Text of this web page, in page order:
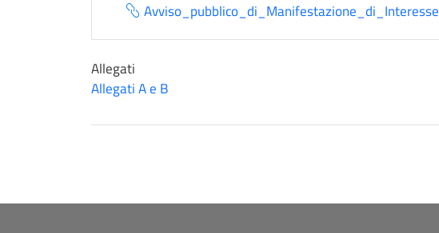
Avviso_pubblico_di_Manifestazione_di_Interesse
Allegati
Allegati A e B